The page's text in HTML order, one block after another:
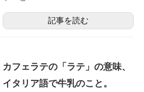
記事を読む
カフェラテの「ラテ」の意味、
イタリア語で牛乳のこと。